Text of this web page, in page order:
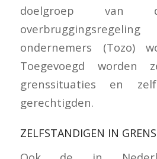
doelgroep van
ondernemers (Tozo)
Toegevoegd worden
grenssituaties en
gerechtigden.
ZELFSTANDIGEN IN